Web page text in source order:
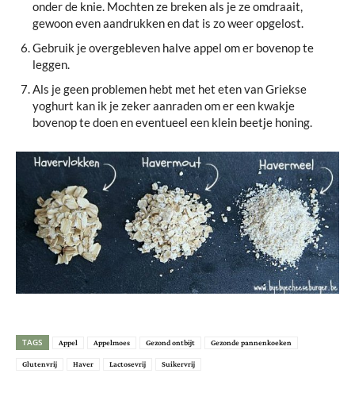
onder de knie. Mochten ze breken als je ze omdraait,
gewoon even aandrukken en dat is zo weer opgelost.
Gebruik je overgebleven halve appel om er bovenop te
leggen.
Als je geen problemen hebt met het eten van Griekse
yoghurt kan ik je zeker aanraden om er een kwakje
bovenop te doen en eventueel een klein beetje honing.
TAGS Appel Appelmoes Gezond ontbijt Gezonde pannenkoeken
Glutenvrij Haver Lactosevrij Suikervrij